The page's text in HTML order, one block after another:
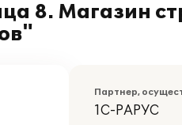
8. Магазин
Партнер,
1С-РАРУС